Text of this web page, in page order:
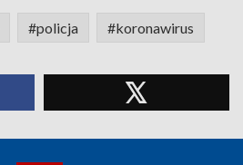
#policja #koronawirus